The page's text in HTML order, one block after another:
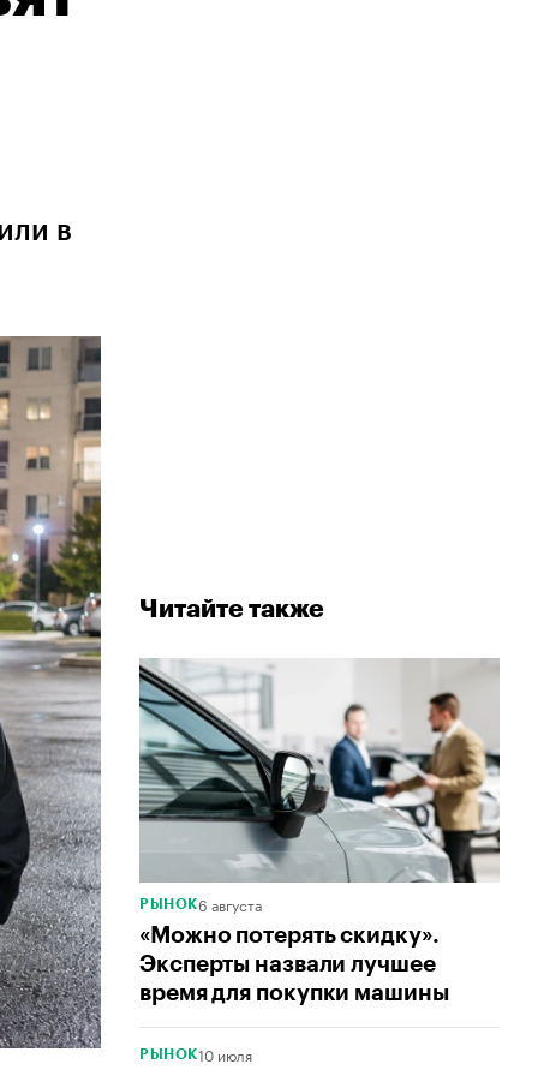
Читайте также
РЫНОК6 августа
«Можно потерять скидку».
Эксперты назвали лучшее
время для покупки машины
РЫНОК10 июля
в